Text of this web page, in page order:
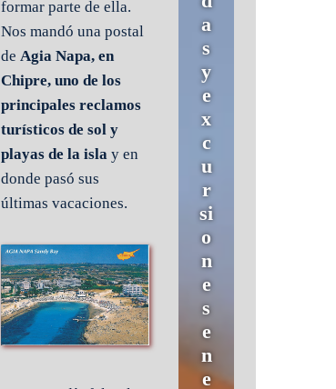
formar parte de ella.
Nos mandó una postal
de Agia Napa, en
Chipre, uno de los
principales reclamos
turísticos de sol y
playas de la isla y en
donde pasó sus
últimas vacaciones.
a
s
y
e
x
c
u
r
si
o
n
e
s
e
n
e